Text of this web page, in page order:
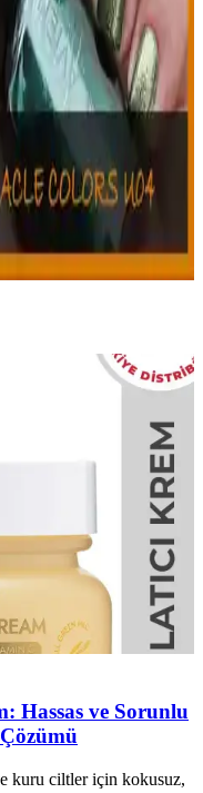
trendler, kalıcı oje
tırnak bakımınızı
Renk,
ve kullanım özellikleriyle
seçenekler ile her tarz
Hassas ve Sorunlu
kuru ciltler için kokusuz,